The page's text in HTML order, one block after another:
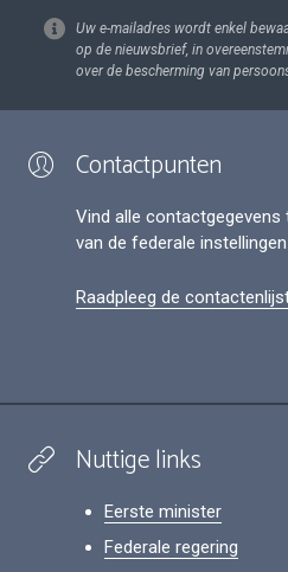
Uw e-mailadres wordt enkel
op de nieuwsbrief, in
over de bescherming van
Contactpunten
Vind alle
van de federale
Raadpleeg de
Nuttige links
Eerste minister
Federale regering